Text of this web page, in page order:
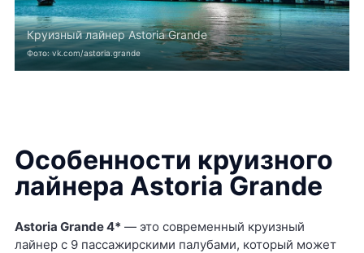
Круизный лайнер Astoria Grande
Фото: vk.com/astoria.grande
Особенности круизного
лайнера Astoria Grande
Astoria Grande 4* — это современный круизный
лайнер с 9 пассажирскими палубами, который может